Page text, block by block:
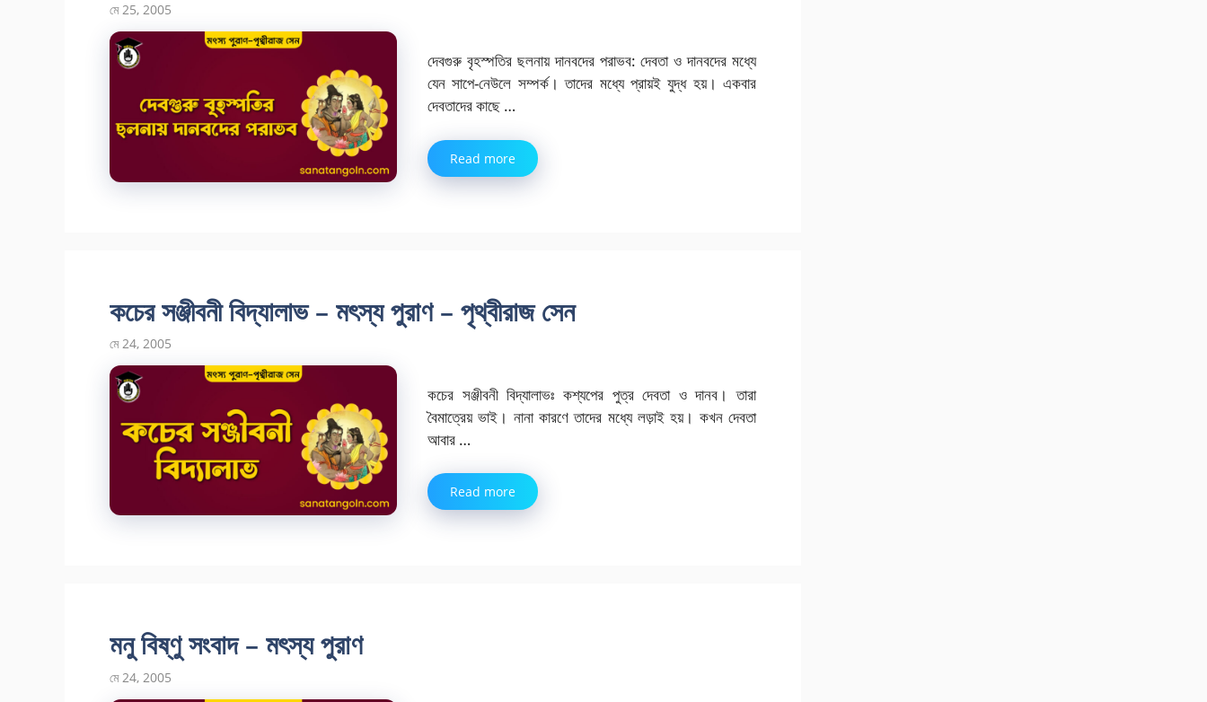
মে 25, 2005
দেবগুরু বৃহস্পতির ছলনায় দানবদের পরাভব: দেবতা ও দানবদের মধ্যে
যেন সাপে-নেউলে সম্পর্ক। তাদের মধ্যে প্রায়ই যুদ্ধ হয়। একবার
দেবতাদের কাছে …
Read more
কচের সঞ্জীবনী বিদ্যালাভ – মৎস্য পুরাণ – পৃথ্বীরাজ সেন
মে 24, 2005
কচের সঞ্জীবনী বিদ্যালাভঃ কশ্যপের পুত্র দেবতা ও দানব। তারা
বৈমাত্রেয় ভাই। নানা কারণে তাদের মধ্যে লড়াই হয়। কখন দেবতা
আবার …
Read more
মনু বিষ্ণু সংবাদ – মৎস্য পুরাণ
মে 24, 2005